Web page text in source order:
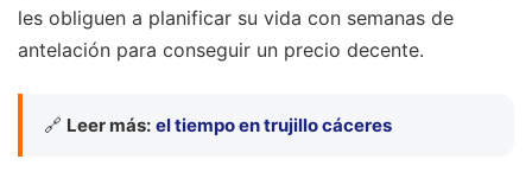
les obliguen a planificar su vida con semanas de
antelación para conseguir un precio decente.
🔗 Leer más: el tiempo en trujillo cáceres